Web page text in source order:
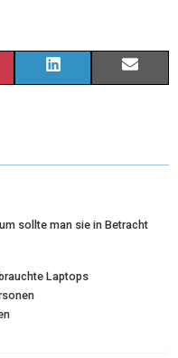
K
D
I
sollte man sie in Betracht
Laptops